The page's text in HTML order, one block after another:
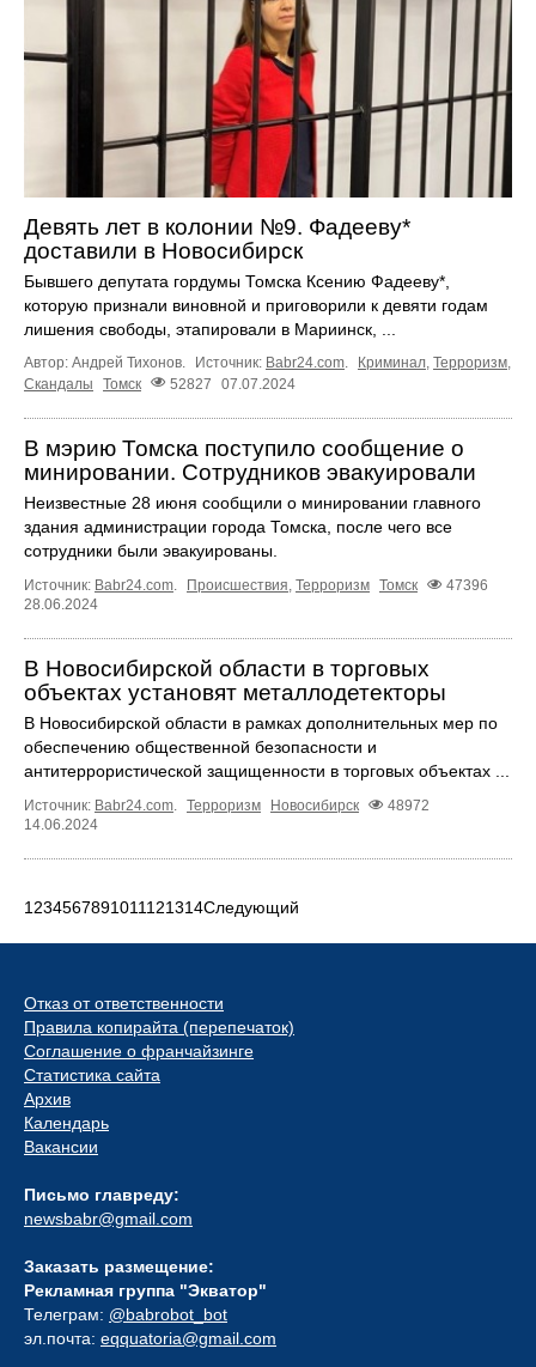
Девять лет в колонии №9. Фадееву*
доставили в Новосибирск
Бывшего депутата гордумы Томска Ксению Фадееву*,
которую признали виновной и приговорили к девяти годам
лишения свободы, этапировали в Мариинск, ...
Автор: Андрей Тихонов. Источник: Babr24.com. Криминал, Терроризм,
Скандалы
Томск 52827 07.07.2024
В мэрию Томска поступило сообщение о
минировании. Сотрудников эвакуировали
Неизвестные 28 июня сообщили о минировании главного
здания администрации города Томска, после чего все
сотрудники были эвакуированы.
Источник: Babr24.com Происшествия Терроризм Томск
47396
28.06.2024
В Новосибирской области в торговых
объектах установят металлодетекторы
В Новосибирской области в рамках дополнительных мер по
обеспечению общественной безопасности и
антитеррористической защищенности в торговых объектах ...
Источник: Babr24.com Терроризм Новосибирск
48972
14.06.2024
1 234567891011121314Следующий
Отказ от ответственности
Правила копирайта (перепечаток)
Соглашение о франчайзинге
Статистика сайта
Архив
Календарь
Вакансии
Письмо главреду:
newsbabr@gmail.com
Заказать размещение:
Рекламная группа "Экватор"
Телеграм: @babrobot_bot
эл.почта: eqquatoria@gmail.com